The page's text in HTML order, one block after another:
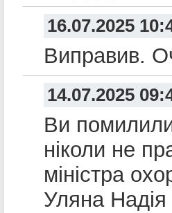
16.07.2025
Виправив.
14.07.2025
Ви
ніколи не
міністра
Уляна